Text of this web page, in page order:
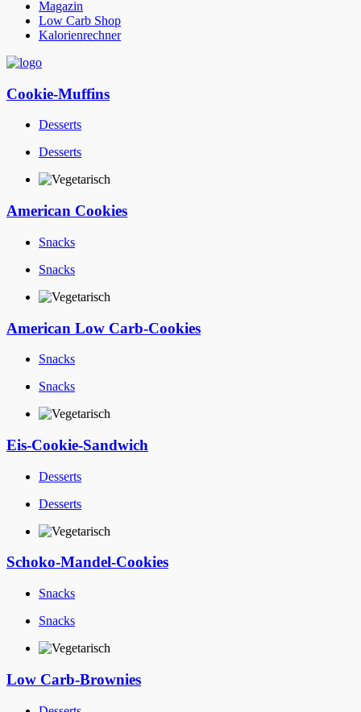
Magazin
Low Carb Shop
Kalorienrechner
Cookie-Muffins
Desserts
Desserts
American Cookies
Snacks
Snacks
American Low Carb-Cookies
Snacks
Snacks
Eis-Cookie-Sandwich
Desserts
Desserts
Schoko-Mandel-Cookies
Snacks
Snacks
Low Carb-Brownies